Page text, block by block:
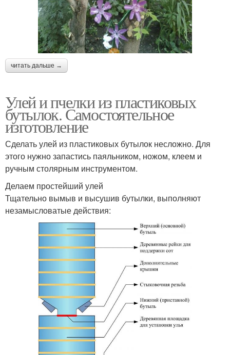
читать дальше →
Улей и пчелки из пластиковых
бутылок. Самостоятельное
изготовление
Сделать улей из пластиковых бутылок несложно. Для
этого нужно запастись паяльником, ножом, клеем и
ручным столярным инструментом.
Делаем простейший улей
Тщательно вымыв и высушив бутылки, выполняют
незамысловатые действия: